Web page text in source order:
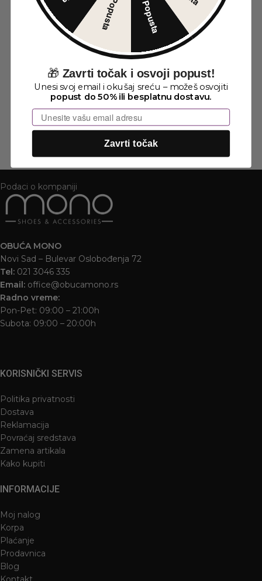
L2958-02 BLACK
3.672
Podaci o kompaniji
OBUĆA MONO
Novi Sad – Bulevar Oslobođenja 72
Tel: 021 3046 335
Email: office@obucamono.rs
Radno vreme:
Pon-Pet: 09:00 – 21:00h
Subota: 09:00 – 20:00h
KORISNIČKI SERVIS
Politika privatnosti
Dostava
Reklamacija
Povraćaj sredstava
Zamena artikala
Kako kupiti
INFORMACIJE
Moj nalog
Korpa
Plaćanje
Prodavnica
Blog
🎁 Zavrti točak i osvoji popust!
Unesi svoj email i okušaj sreću – možeš osvojiti
popust do 50% ili besplatnu dostavu.
Email
Zavrti točak